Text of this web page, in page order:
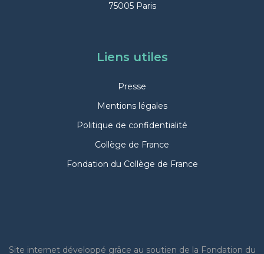
75005 Paris
Liens utiles
Presse
Mentions légales
Politique de confidentialité
Collège de France
Fondation du Collège de France
Site internetdéveloppé grâce au soutien de la Fondation du